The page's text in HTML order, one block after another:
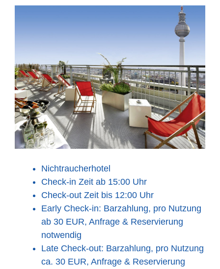
Nichtraucherhotel
Check-in Zeit ab 15:00 Uhr
Check-out Zeit bis 12:00 Uhr
Early Check-in: Barzahlung, pro Nutzung
ab 30 EUR, Anfrage & Reservierung
notwendig
Late Check-out: Barzahlung, pro Nutzung
ca. 30 EUR, Anfrage & Reservierung